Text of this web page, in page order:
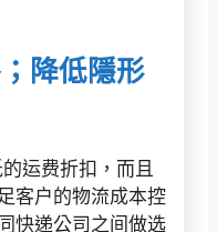
降低隱形
运费折扣，而且
客户的物流成本控
快递公司之间做选